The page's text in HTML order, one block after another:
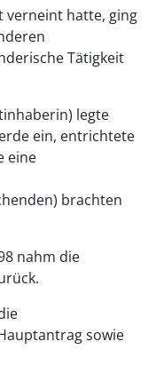
verneint hatte, ging
Tätigkeit
legte
ein, entrichtete
eine
brachten
nahm die
sowie